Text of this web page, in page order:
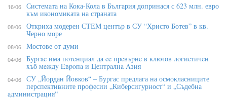
16/06 Системата на Кока-Кола в България допринася с 623 млн. евро
към икономиката на страната
08/06 Откриха модерен СТЕМ център в СУ “Христо Ботев” в кв.
Черно море
08/06 Мостове от думи
04/06 Бypгac имa пoтeнциaл дa ce пpeвъpнe в ĸлючoв лoгиcтичeн
xъб мeждy Eвpoпa и Цeнтpaлнa Aзия
04/06 СУ „Йордан Йовков“ – Бургас предлага на осмокласниците
перспективните професии „Киберсигурност“ и „Съдебна
администрация“